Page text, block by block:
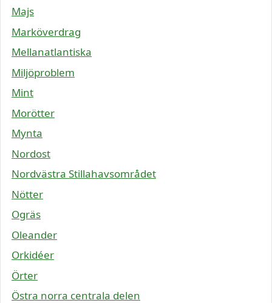
Majs
Marköverdrag
Mellanatlantiska
Miljöproblem
Mint
Morötter
Mynta
Nordost
Nordvästra Stillahavsområdet
Nötter
Ogräs
Oleander
Orkidéer
Örter
Östra norra centrala delen